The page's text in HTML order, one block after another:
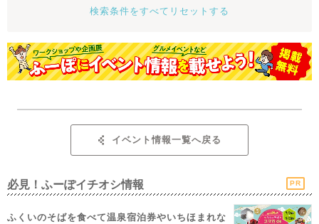
検索条件をすべてリセットする
イベント情報一覧へ戻る
必見！ふーぽイチオシ情報 PR
ふくいのそばを食べて温泉宿泊券やいちほまれな